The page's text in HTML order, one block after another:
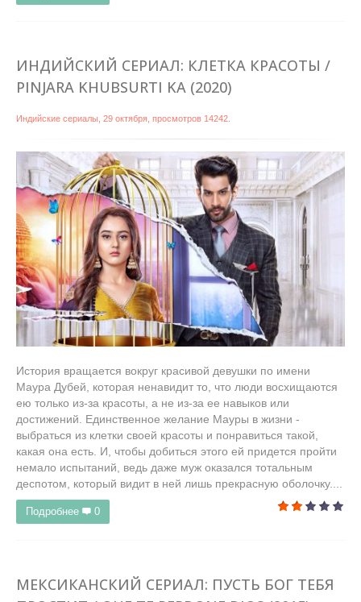
ИНДИЙСКИЙ СЕРИАЛ: КЛЕТКА КРАСОТЫ /
PINJARA KHUBSURTI KA (2020)
Индийские сериалы 29 октября , просмотров 14242.
История вращается вокруг красивой девушки по имени
Маура Дубей, которая ненавидит то, что люди восхищаются
ею только из-за красоты, а не из-за ее навыков или
достижений. Единственное желание Мауры в жизни -
выбраться из клетки своей красоты и понравиться такой,
какая она есть. И, чтобы добиться этого ей придется пройти
немало испытаний, ведь даже муж оказался тотальным
деспотом, который видит в ней лишь прекрасную оболочку....
Подробнее 0
МЕКСИКАНСКИЙ СЕРИАЛ: ПУСТЬ БОГ ТЕБЯ